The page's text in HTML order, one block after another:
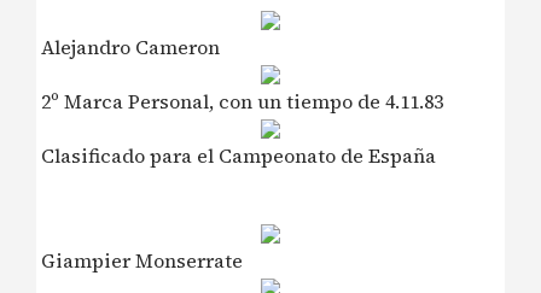
Alejandro Cameron
2º Marca Personal, con un tiempo de 4.11.83
Clasificado para el Campeonato de España
Giampier Monserrate